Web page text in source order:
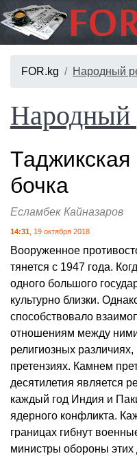
FOR.kg Народный
Народный
Таджикская
бочка
Есламбек Кайназаров
14:31 , 19 октября 2018
Вооруженное
тянется с 1947 года.
одного большого
культурно близки.
способствовало
отношениям между
религиозных
претензиях. Камнем
десятилетия является
каждый год Индия и
ядерного конфликта.
границах гибнут
министры обороны